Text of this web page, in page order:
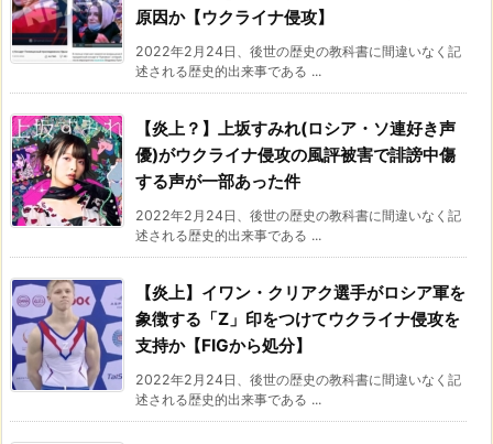
原因か【ウクライナ侵攻】
2022年2月24日、後世の歴史の教科書に間違いなく記
述される歴史的出来事である ...
【炎上？】上坂すみれ(ロシア・ソ連好き声
優)がウクライナ侵攻の風評被害で誹謗中傷
する声が一部あった件
2022年2月24日、後世の歴史の教科書に間違いなく記
述される歴史的出来事である ...
【炎上】イワン・クリアク選手がロシア軍を
象徴する「Z」印をつけてウクライナ侵攻を
支持か【FIGから処分】
2022年2月24日、後世の歴史の教科書に間違いなく記
述される歴史的出来事である ...